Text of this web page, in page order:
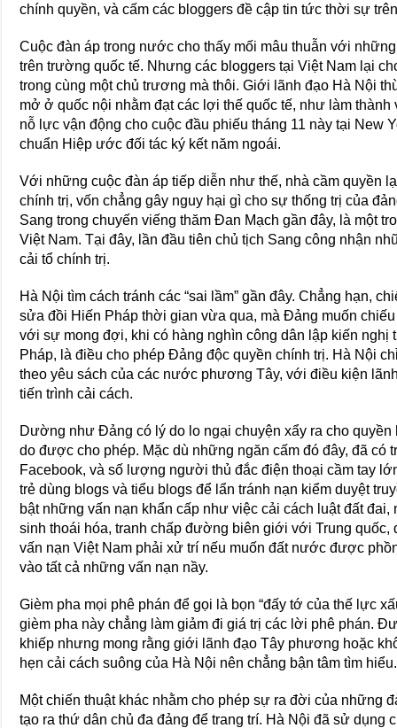
chính quyền, và cấm các bloggers đề cập tin tức thời sự
Cuộc đàn áp trong nước cho thấy mối mâu thuẫn với
trên trường quốc tế. Nhưng các bloggers tại Việt Nam lại
trong cùng một chủ trương mà thôi. Giới lãnh đạo Hà Nội
mở ở quốc nội nhằm đạt các lợi thế quốc tế, như làm
nỗ lực vận động cho cuộc đầu phiếu tháng 11 này tại New
chuẩn Hiệp ước đối tác ký kết năm ngoái.
Với những cuộc đàn áp tiếp diễn như thế, nhà cầm quyền
chính trị, vốn chẳng gây nguy hại gì cho sự thống trị của
Sang trong chuyến viếng thăm Đan Mạch gần đây, là một
Việt Nam. Tại đây, lần đầu tiên chủ tịch Sang công nhận
cải tổ chính trị.
Hà Nội tìm cách tránh các “sai lầm” gần đây. Chẳng hạn,
sửa đồi Hiến Pháp thời gian vừa qua, mà Đảng muốn
với sự mong đợi, khi có hàng nghìn công dân lập kiến nghị
Pháp, là điều cho phép Đảng độc quyền chính trị. Hà Nội
theo yêu sách của các nước phương Tây, với điều kiện
tiến trình cải cách.
Dường như Đảng có lý do lo ngại chuyện xẩy ra cho
do được cho phép. Mặc dù những ngăn cấm đó đây, đã có
Facebook, và số lượng người thủ đắc điện thoại cầm tay
trẻ dùng blogs và tiểu blogs để lẩn tránh nạn kiểm duyệt
bật những vấn nạn khẩn cấp như việc cải cách luật đất
sinh thoái hóa, tranh chấp đường biên giới với Trung quốc,
vấn nạn Việt Nam phải xử trí nếu muốn đất nước được
vào tất cả những vấn nạn nầy.
Gièm pha mọi phê phán để gọi là bọn “đấy tớ của thế lực
gièm pha này chẳng làm giảm đi giá trị các lời phê phán.
khiếp nhưng mong rằng giới lãnh đạo Tây phương hoặc
hẹn cải cách suông của Hà Nội nên chẳng bận tâm tìm hiểu.
Một chiến thuật khác nhằm cho phép sự ra đời của những
tạo ra thứ dân chủ đa đảng để trang trí. Hà Nội đã sử dụng